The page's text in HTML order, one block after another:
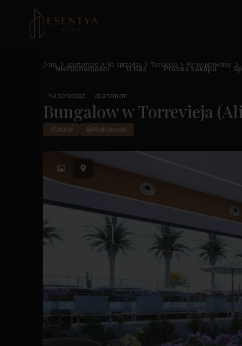
Nieruchomości O nas Proces zakupu
Dom apartament Na sprzedaż Torrevieja Rynek pierwotny
Na sprzedaż apartament
Bungalow w Torrevieja
Udział Wydrukować
Poprzedni